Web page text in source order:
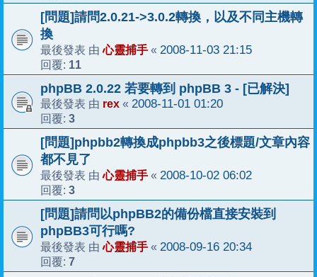
[問題]請問2.0.21->3.0.2轉換，以及不同主機轉
換
最後發表 由心靈捕手 « 2008-11-03 21:15
回覆: 11
phpBB 2.0.22 若要轉到 phpBB 3 - [已解決]
最後發表 由 rex « 2008-11-01 01:20
回覆: 3
[問題]phpbb2轉換成phpbb3之後標題/文章內容
都不見了
最後發表 由心靈捕手 « 2008-10-02 06:02
回覆: 3
[問題]請問以phpBB2的備份檔直接安裝到
phpBB3可行嗎?
最後發表 由心靈捕手 « 2008-09-16 20:34
回覆: 7